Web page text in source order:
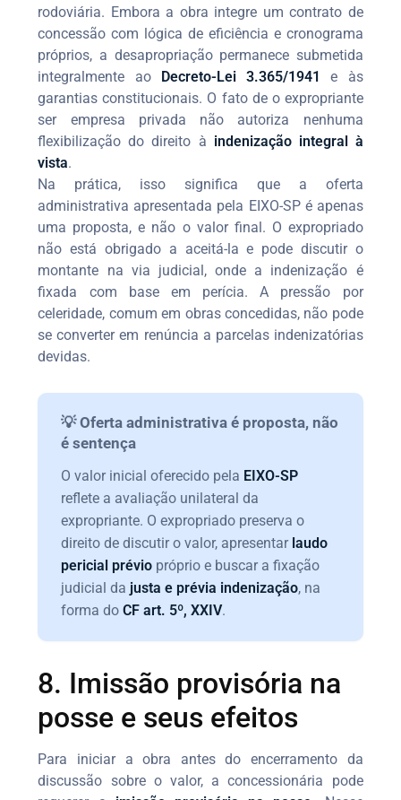
rodoviária. Embora a obra integre um contrato de
concessão com lógica de eficiência e cronograma
próprios, a desapropriação permanece submetida
integralmente ao Decreto-Lei 3.365/1941
e às
garantias constitucionais. O fato de o expropriante
ser empresa privada não autoriza nenhuma
flexibilização do direito à indenização integral à
vista.
Na prática, isso significa que a oferta
administrativa apresentada pela EIXO-SP é apenas
uma proposta, e não o valor final. O expropriado
não está obrigado a aceitá-la e pode discutir o
montante na via judicial, onde a indenização é
fixada com base em perícia. A pressão por
celeridade, comum em obras concedidas, não pode
se converter em renúncia a parcelas indenizatórias
devidas.
💡 Oferta administrativa é proposta, não
é sentença
O valor inicial oferecido pela EIXO-SP
reflete a avaliação unilateral da
expropriante. O expropriado preserva o
direito de discutir o valor, apresentar laudo
pericial prévio próprio e buscar a fixação
judicial da justa e prévia indenização, na
forma doCF art. 5º, XXIV.
8. Imissão provisória na
posse e seus efeitos
Para iniciar a obra antes do encerramento da
discussão sobre o valor, a concessionária pode